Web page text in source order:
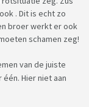
. Dit is echt zo
broer werkt er ook
schamen zeg!
van de juiste
Hier niet aan